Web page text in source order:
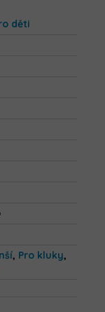
děti
, Pro kluky,